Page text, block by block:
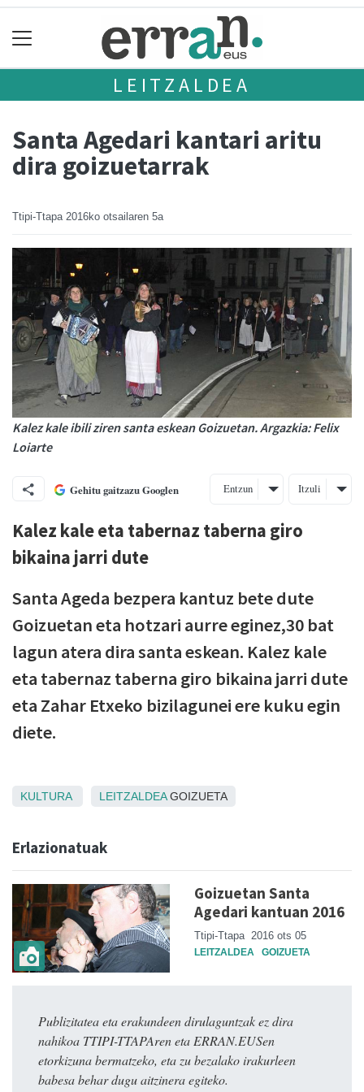
LEITZALDEA
Santa Agedari kantari aritu
dira goizuetarrak
Ttipi-Ttapa 2016ko otsailaren 5a
Kalez kale ibili ziren santa eskean Goizuetan. Argazkia: Felix
Loiarte
Gehitu gaitzazu Googlen Entzun Itzuli
Kalez kale eta tabernaz taberna giro
bikaina jarri dute
Santa Ageda bezpera kantuz bete dute
Goizuetan eta hotzari aurre eginez,30 bat
lagun atera dira santa eskean. Kalez kale
eta tabernaz taberna giro bikaina jarri dute
eta Zahar Etxeko bizilagunei ere kuku egin
diete.
KULTURA LEITZALDEAGOIZUETA
Erlazionatuak
Goizuetan Santa
Agedari kantuan 2016
Ttipi-Ttapa 2016 ots 05
LEITZALDEA GOIZUETA
Publizitatea eta erakundeen dirulaguntzak ez dira
nahikoa TTIPI-TTAPAren eta ERRAN.EUSen
etorkizuna bermatzeko, eta zu bezalako irakurleen
babesa behar dugu aitzinera egiteko.